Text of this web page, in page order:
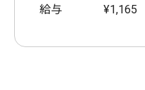
給与
¥1,165